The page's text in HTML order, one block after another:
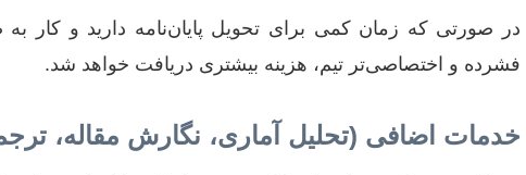
در صورتی که زمان کمی برای تحویل پایان‌نامه دارید و کار
فشرده و اختصاصی‌تر تیم، هزینه بیشتری دریافت خواهد شد.
خدمات اضافی (تحلیل آماری، نگارش مقاله،